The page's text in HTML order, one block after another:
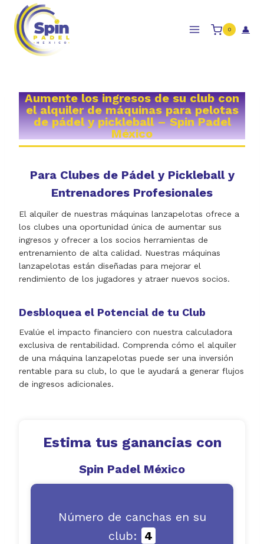
content
0 👤
Aumente los ingresos de su club con
el alquiler de máquinas para pelotas
de pádel y pickleball – Spin Padel
México
Para Clubes de Pádel y Pickleball y
Entrenadores Profesionales
El alquiler de nuestras máquinas lanzapelotas ofrece a
los clubes una oportunidad única de aumentar sus
ingresos y ofrecer a los socios herramientas de
entrenamiento de alta calidad. Nuestras máquinas
lanzapelotas están diseñadas para mejorar el
rendimiento de los jugadores y atraer nuevos socios.
Desbloquea el Potencial de tu Club
Evalúe el impacto financiero con nuestra calculadora
exclusiva de rentabilidad. Comprenda cómo el alquiler
de una máquina lanzapelotas puede ser una inversión
rentable para su club, lo que le ayudará a generar flujos
de ingresos adicionales.
Estima tus ganancias con
Spin Padel México
Número de canchas en su
club:
4